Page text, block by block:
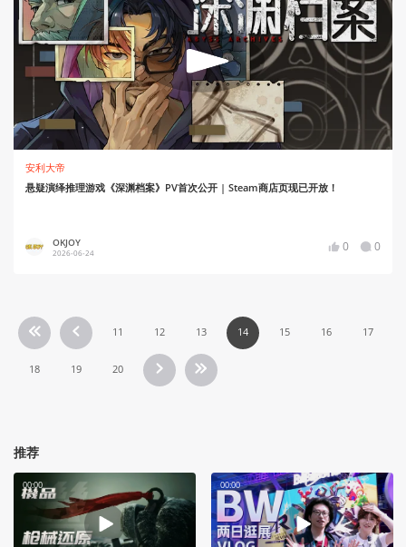
安利大帝
悬疑演绎推理游戏《深渊档案》PV首次公开 | Steam商店页现已开放！
OKJOY
2026-06-24 0 0
11 12 13 14 15 16 17
18 19 20
推荐
00:00 00:00